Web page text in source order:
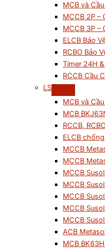
MCB và
MCCB 2P –
MCCB 3P –
ELCB Bảo
RCBO Bảo
Timer 24H
RCCB Cầu
LS
MCB và
MCB
RCCB,
ELCB
MCCB
MCCB
MCCB
MCCB
MCCB
MCCB
MCCB
ACB
MCB